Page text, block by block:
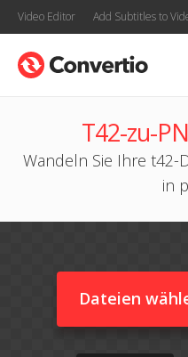
Video Editor Add Subtitles to
T42-zu-
Wandeln Sie Ihre
in
Dateien